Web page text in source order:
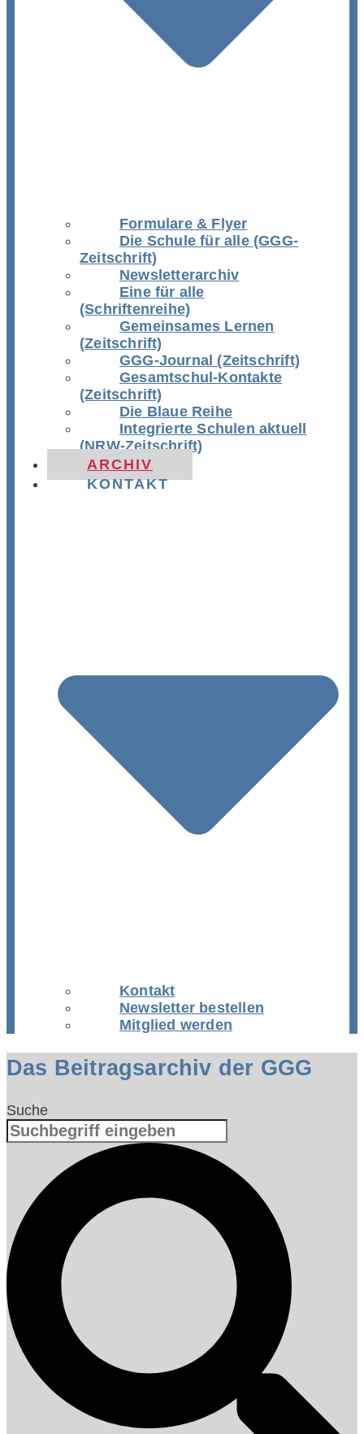
Formulare & Flyer
Die Schule für alle (GGG-
Zeitschrift)
Newsletterarchiv
Eine für alle
(Schriftenreihe)
Gemeinsames Lernen
(Zeitschrift)
GGG-Journal (Zeitschrift)
Gesamtschul-Kontakte
(Zeitschrift)
Die Blaue Reihe
Integrierte Schulen aktuell
(NRW-Zeitschrift)
ARCHIV
KONTAKT
Kontakt
Newsletter bestellen
Mitglied werden
Das Beitragsarchiv der GGG
Suche